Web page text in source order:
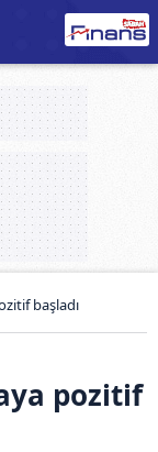
başladı
pozitif